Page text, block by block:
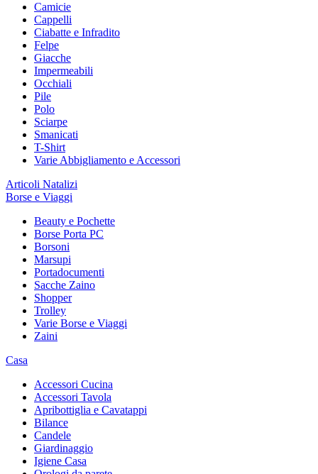
Camicie
Cappelli
Ciabatte e Infradito
Felpe
Giacche
Impermeabili
Occhiali
Pile
Polo
Sciarpe
Smanicati
T-Shirt
Varie Abbigliamento e Accessori
Articoli Natalizi
Borse e Viaggi
Beauty e Pochette
Borse Porta PC
Borsoni
Marsupi
Portadocumenti
Sacche Zaino
Shopper
Trolley
Varie Borse e Viaggi
Zaini
Casa
Accessori Cucina
Accessori Tavola
Apribottiglia e Cavatappi
Bilance
Candele
Giardinaggio
Igiene Casa